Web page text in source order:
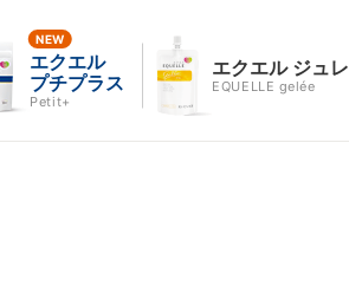
エクエル
プチプラス
Petit+
エクエル ジュレ
EQUELLE gelée